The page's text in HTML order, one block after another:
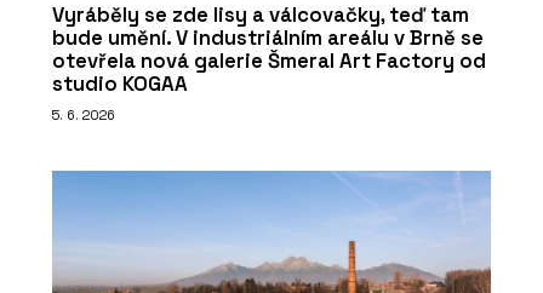
Vyráběly se zde lisy a válcovačky, teď tam
bude umění. V industriálním areálu v Brně se
otevřela nová galerie Šmeral Art Factory od
studio KOGAA
5. 6. 2026